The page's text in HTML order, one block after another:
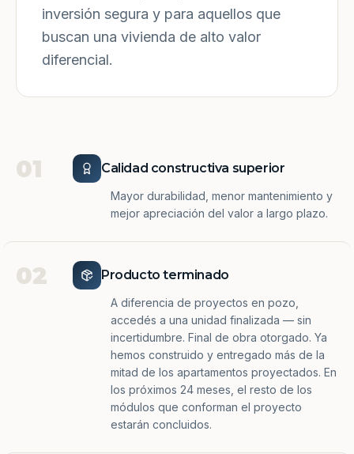
inversión segura y para aquellos que
buscan una vivienda de alto valor
diferencial.
01 Calidad constructiva superior
Mayor durabilidad, menor mantenimiento y
mejor apreciación del valor a largo plazo.
02 Producto terminado
A diferencia de proyectos en pozo,
accedés a una unidad finalizada — sin
incertidumbre. Final de obra otorgado. Ya
hemos construido y entregado más de la
mitad de los apartamentos proyectados. En
los próximos 24 meses, el resto de los
módulos que conforman el proyecto
estarán concluidos.